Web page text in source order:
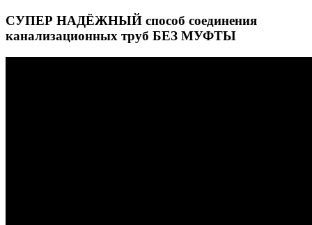
СУПЕР НАДЁЖНЫЙ способ соединения
канализационных труб БЕЗ МУФТЫ